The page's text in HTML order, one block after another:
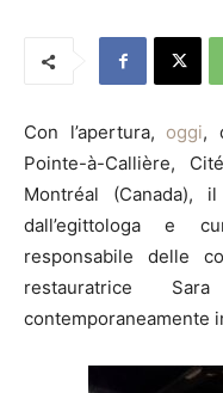
Con l’apertura, oggi,
Pointe-à-Callière,
Montréal (Canada),
dall’egittologa e
responsabile delle
restauratrice
contemporaneamente